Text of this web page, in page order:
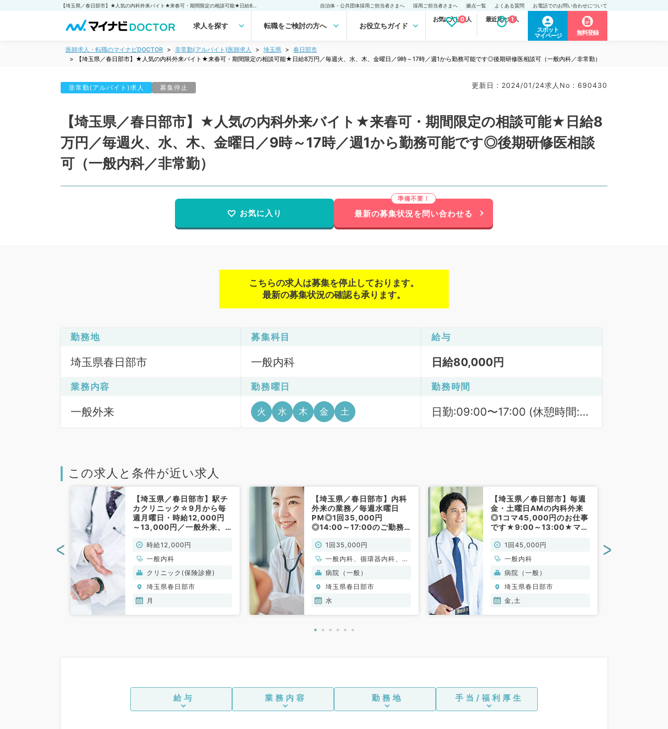
自治体・公共団体採用ご担当者さまへ 採用ご担当者さまへ 拠点一覧 よくある質問 お電話でのお問い合わせについて
求人を探す 転職をご検討の方へ お役立ちガイド
お気に入り求人
0 最近見た求人
1
スポット
マイページ
無料登録
医師求人・転職のマイナビDOCTOR 非常勤(アルバイト)医師求人 埼玉県
春日部市
【埼玉県／春日部市】★人気の内科外来バイト★来春可・期間限定の相談可能★日給8万円／毎週火、水、木、金曜日／9時～17時／週1から勤務可能です◎後期研修医相談可（一般内科／非常勤）
非常勤(アルバイト)求人 募集停止 更新日 : 2024/01/24求人No : 690430
【埼玉県／春日部市】★人気の内科外来バイト★来春可・期間限定の相談可能★日給8
万円／毎週火、水、木、金曜日／9時～17時／週1から勤務可能です◎後期研修医相談
可（一般内科／非常勤）
お気に入り 最新の募集状況を問い合わせる
こちらの求人は募集を停止しております。
最新の募集状況の確認も承ります。
勤務地
埼玉県春日部市
募集科目
一般内科
給与
日給80,000円
業務内容
一般外来
勤務曜日
火 水 木 金 土
勤務時間
日勤:09:00〜17:00 (休憩時間:
この求人と条件が近い求人
【埼玉県／春日部市】駅チ
カクリニック☆9月から毎
週月曜日・時給12,000円
～13,000円／一般外来、
（一般内科／非常勤）
時給12,000円
一般内科
クリニック(保険診療)
埼玉県春日部市
月
【埼玉県／春日部市】内科
外来の業務／毎週水曜日
PM◎1回35,000円
◎14:00～17:00のご勤務
／非常勤）
1回35,000円
一般内科、循環器内科、呼
吸器内科、消化器内科、内
分泌・代謝内科、老年内科
病院（一般）
埼玉県春日部市
水
【埼玉県／春日部市】毎週
金・土曜日AMの内科外来
◎1コマ45,000円のお仕事
です★9:00～13:00★マイ
内科／非常勤）
1回45,000円
一般内科
病院（一般）
埼玉県春日部市
金,土
< >
給与 業務内容 勤務地 手当/福利厚生